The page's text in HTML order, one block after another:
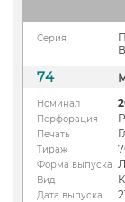
Серия
74
Номинал
Перфорация
Печать
Тираж
Форма выпуска
Вид
Дата выпуска